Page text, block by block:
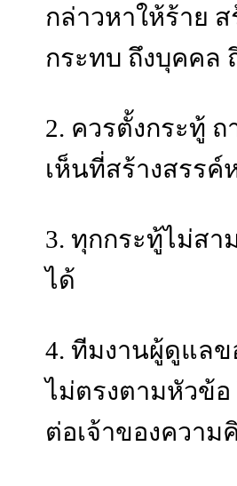
กล่าวหาให้ร้าย
กระทบ ถึงบุคคล
2. ควรตั้งกระทู้
เห็นที่สร้างสรรค์
3. ทุกกระทู้ไม่สา
ได้
4. ทีมงานผู้ดูแล
ไม่ตรงตามหัวข้อ
ต่อเจ้าของความ